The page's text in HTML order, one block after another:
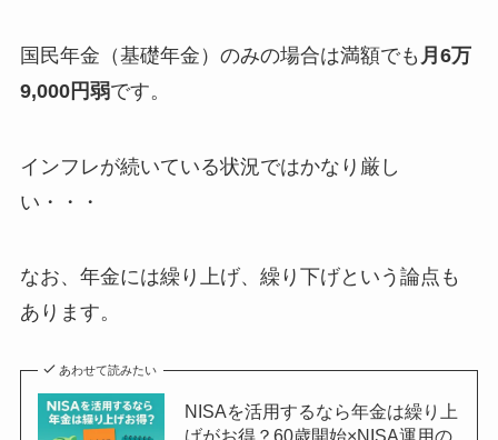
国民年金（基礎年金）のみの場合は満額でも 月6万
9,000円弱です。
インフレが続いている状況ではかなり厳し
い・・・
なお、年金には繰り上げ、繰り下げという論点も
あります。
あわせて読みたい
NISAを活用するなら年金は繰り上
げがお得？60歳開始×NISA運用の